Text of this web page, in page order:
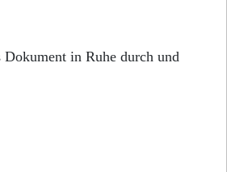
in Ruhe durch und